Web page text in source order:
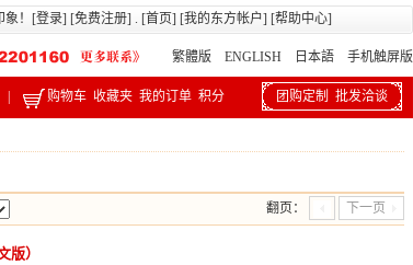
象！[登录] [免费注册] . [首页] [我的东方帐户] [帮助中心]
繁體版 ENGLISH 日本語 手机触屏版
购物车 收藏夹 我的订单 积分 团购定制 批发洽谈
翻页： 下一页
版）